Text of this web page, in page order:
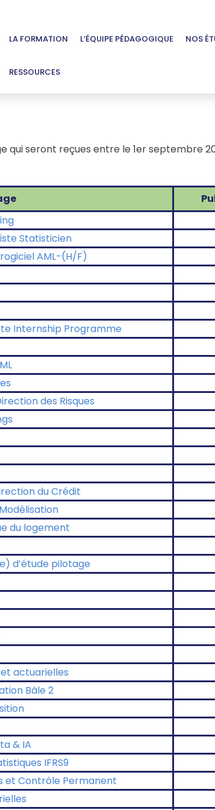
LA FORMATION L’ÉQUIPE PÉDAGOGIQUE NOS
RESSOURCES
seront reçues entre le 1er septembre
Statisticien
AML-(H/F)
Internship Programme
des Risques
du Crédit
du logement
d’étude pilotage
actuarielles
Bâle 2
& IA
IFRS9
et Contrôle Permanent